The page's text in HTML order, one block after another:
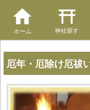
ホーム 神社探す
厄年・厄除け厄祓